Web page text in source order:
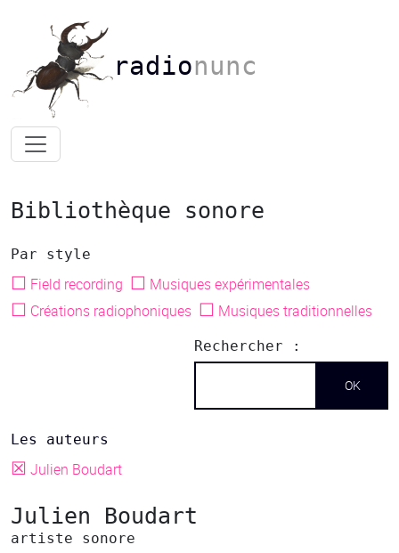
radionunc
Bibliothèque sonore
Par style
☐ Field recording ☐ Musiques expérimentales
☐ Créations radiophoniques ☐ Musiques traditionnelles
Rechercher :
Les auteurs
☒ Julien Boudart
Julien Boudart
artiste sonore